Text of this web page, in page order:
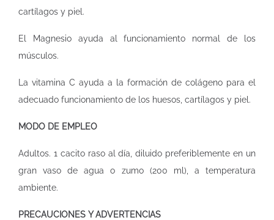
cartílagos y piel.
El Magnesio ayuda al funcionamiento normal de los
músculos.
La vitamina C ayuda a la formación de colágeno para el
adecuado funcionamiento de los huesos, cartílagos y piel.
MODO DE EMPLEO
Adultos. 1 cacito raso al día, diluido preferiblemente en un
gran vaso de agua o zumo (200 ml), a temperatura
ambiente.
PRECAUCIONES Y ADVERTENCIAS